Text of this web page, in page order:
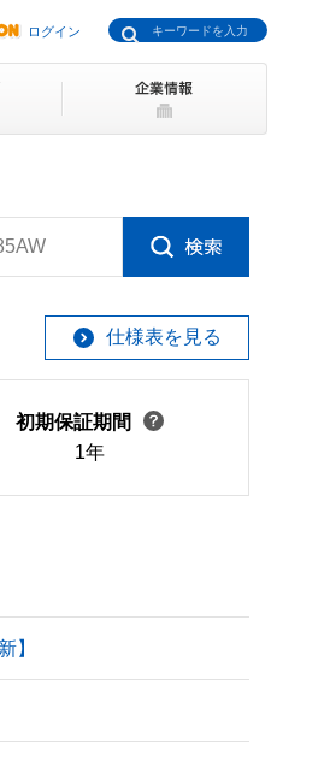
ログイン
仕様表を見る
初期保証期間
1年
】